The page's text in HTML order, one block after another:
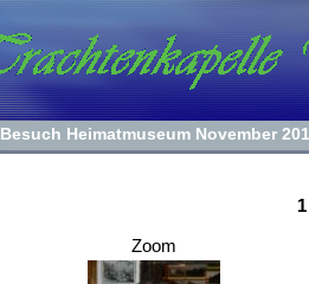
Besuch Heimatmuseum November
1
Zoom